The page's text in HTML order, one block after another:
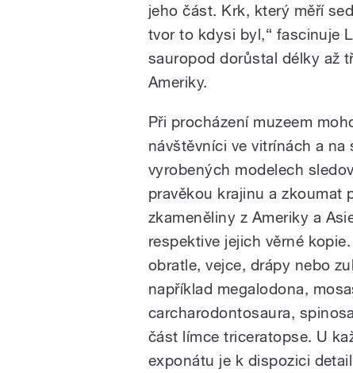
jeho část. Krk, který měří
tvor to kdysi byl,“ fascinuje
sauropod dorůstal délky až
Ameriky.
Při procházení muzeem
návštěvníci ve vitrínách a na
vyrobených modelech
pravěkou krajinu a zkoumat
zkameněliny z Ameriky a
respektive jejich věrné
obratle, vejce, drápy nebo
například megalodona,
carcharodontosaura,
část límce triceratopse. U
exponátu je k dispozici